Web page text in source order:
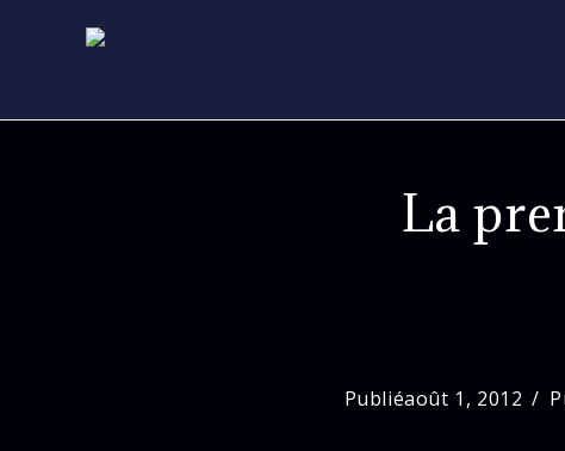
La
Publiéaoût 1, 2012